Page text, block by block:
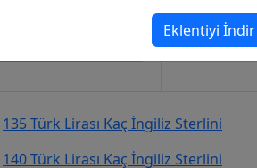
135 Türk Lirası Kaç İngiliz Sterlini
140 Türk Lirası Kaç İngiliz Sterlini
Eklentiyi İndir